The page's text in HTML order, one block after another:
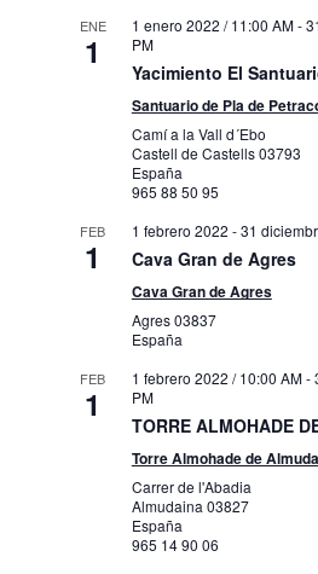
ENE
1
1 enero 2022 / 11:00 AM-
PM
Yacimiento El
Santuario de Pla de
Camí a la Vall d´Ebo
Castell de Castells03793
España
965 88 50 95
FEB
1
1 febrero 2022 -31
Cava Gran de Agres
Cava Gran de Agres
Agres03837
España
FEB
1
1 febrero 2022 / 10:00 AM-
PM
TORRE ALMOHADE
Torre Almohade de
Carrer de l'Abadia
Almudaina 03827
España
965 14 90 06